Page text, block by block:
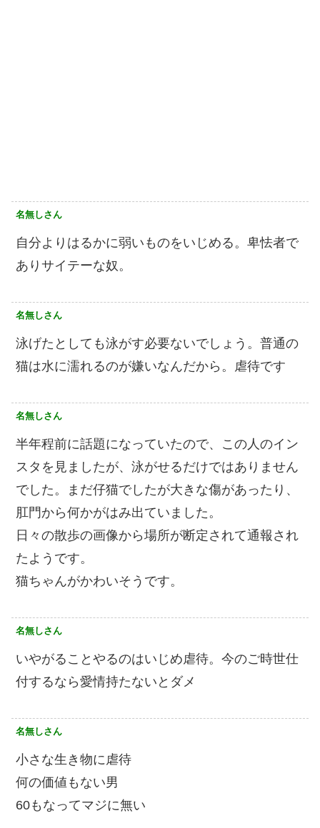
名無しさん
自分よりはるかに弱いものをいじめる。卑怯者で
ありサイテーな奴。
名無しさん
泳げたとしても泳がす必要ないでしょう。普通の
猫は水に濡れるのが嫌いなんだから。虐待です
名無しさん
半年程前に話題になっていたので、この人のイン
スタを見ましたが、泳がせるだけではありません
でした。まだ仔猫でしたが大きな傷があったり、
肛門から何かがはみ出ていました。
日々の散歩の画像から場所が断定されて通報され
たようです。
猫ちゃんがかわいそうです。
名無しさん
いやがることやるのはいじめ虐待。今のご時世仕
付するなら愛情持たないとダメ
名無しさん
小さな生き物に虐待
何の価値もない男
60もなってマジに無い